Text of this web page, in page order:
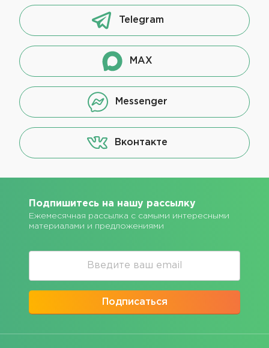
Telegram
MAX
Messenger
Вконтакте
Подпишитесь на нашу рассылку
Ежемесячная рассылка с самыми интересными
материалами и предложениями
Подписаться